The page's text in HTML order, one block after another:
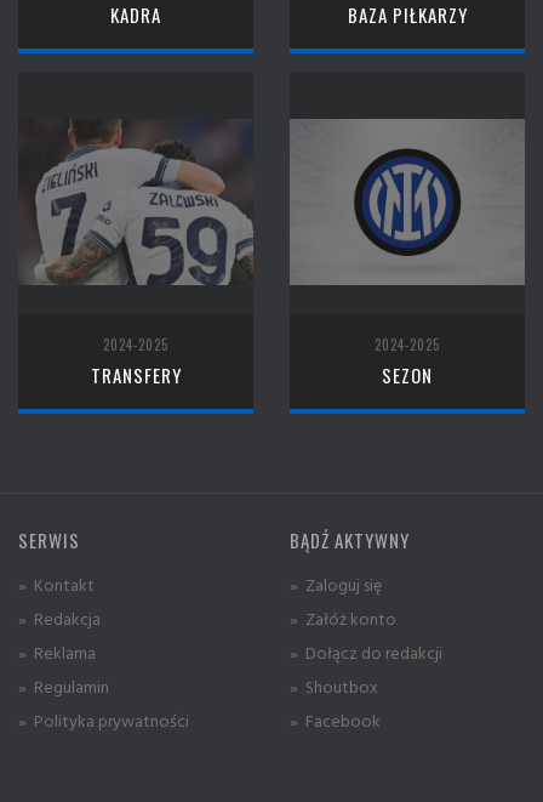
KADRA BAZA PIŁKARZY
2024-2025
TRANSFERY
2024-2025
SEZON
SERWIS
» Kontakt
» Redakcja
» Reklama
» Regulamin
» Polityka prywatności
BĄDŹ AKTYWNY
» Zaloguj się
» Załóż konto
» Dołącz do redakcji
» Shoutbox
» Facebook